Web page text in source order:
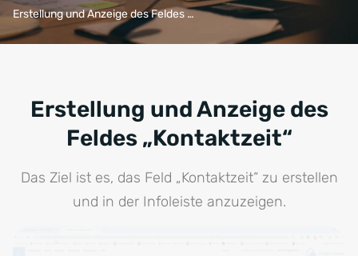
Erstellung und Anzeige des Feldes …
Erstellung und Anzeige des
Feldes „Kontaktzeit“
Das Ziel ist es, das Feld „Kontaktzeit“ zu erstellen
und in der Infoleiste anzuzeigen.